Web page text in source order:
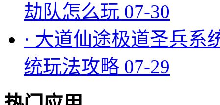
劫队怎么玩 07-30
· 大道仙途极道圣兵系
统玩法攻略 07-29